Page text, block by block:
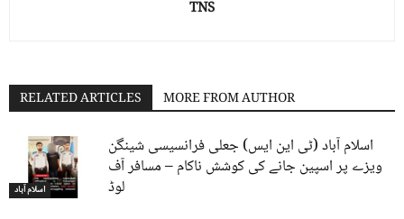
TNS
RELATED ARTICLES MORE FROM AUTHOR
اسلام آباد
اسلام آباد (ٹی این ایس) جعلی فرانسیسی شینگن
ویزے پر اسپین جانے کی کوشش ناکام – مسافر آف
لوڈ